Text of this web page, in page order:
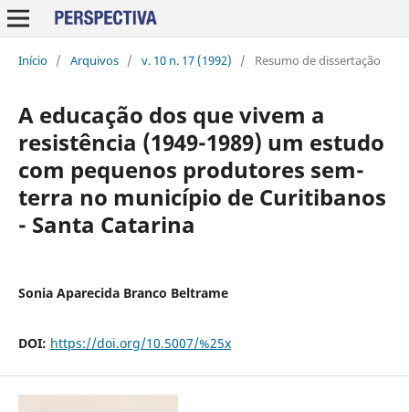
Início / Arquivos / v. 10 n. 17 (1992) / Resumo de dissertação
A educação dos que vivem a
resistência (1949-1989) um estudo
com pequenos produtores sem-
terra no município de Curitibanos
- Santa Catarina
Sonia Aparecida Branco Beltrame
DOI: https://doi.org/10.5007/%25x